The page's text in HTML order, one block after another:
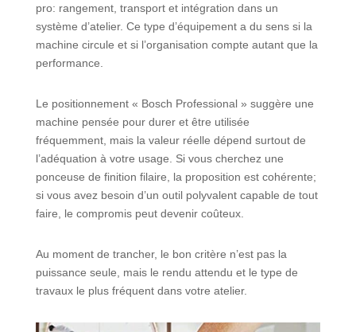
pro: rangement, transport et intégration dans un
système d’atelier. Ce type d’équipement a du sens si la
machine circule et si l’organisation compte autant que la
performance.
Le positionnement « Bosch Professional » suggère une
machine pensée pour durer et être utilisée
fréquemment, mais la valeur réelle dépend surtout de
l’adéquation à votre usage. Si vous cherchez une
ponceuse de finition filaire, la proposition est cohérente;
si vous avez besoin d’un outil polyvalent capable de tout
faire, le compromis peut devenir coûteux.
Au moment de trancher, le bon critère n’est pas la
puissance seule, mais le rendu attendu et le type de
travaux le plus fréquent dans votre atelier.